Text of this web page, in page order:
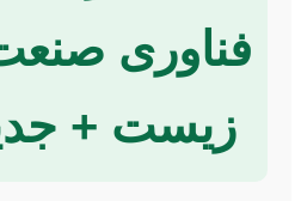
فناوری
زیست +